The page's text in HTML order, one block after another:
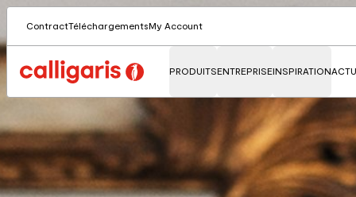
ContractTéléchargementsMy Account
PRODUITSENTREPRISEINSPIRATION